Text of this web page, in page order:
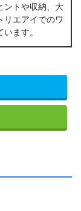
ントや収納、大
リエアイでのワ
ます。